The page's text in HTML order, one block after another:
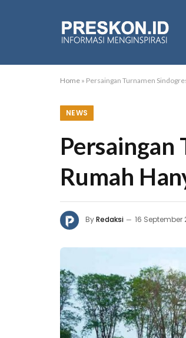
Home » Persaingan Turnamen
NEWS
Persaingan
Rumah
ByRedaksi 16 September